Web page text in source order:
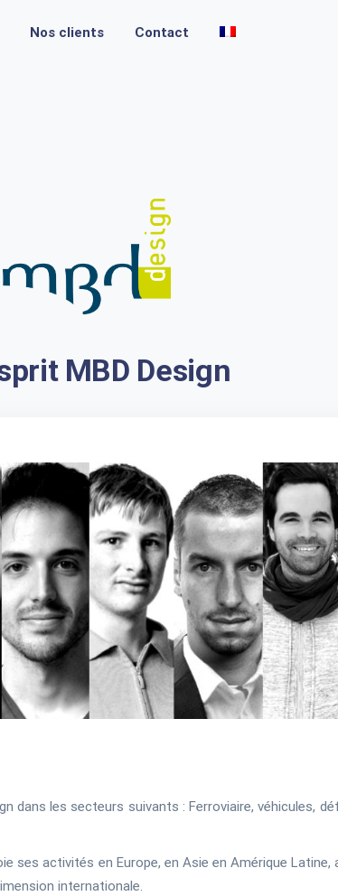
Nos clients Contact
MBD Design
dans les secteurs suivants : Ferroviaire, véhicules,
ses activités en Europe, en Asie en Amérique Latine,
internationale.